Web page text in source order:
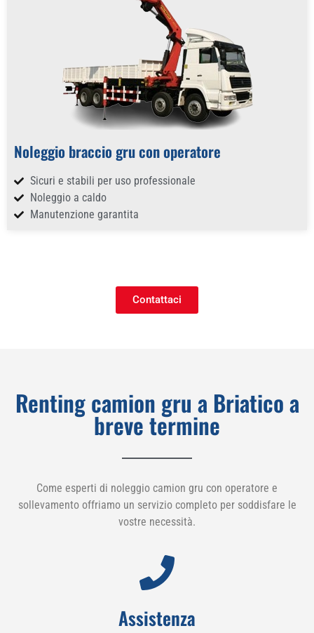
Noleggio braccio gru con operatore
Sicuri e stabili per uso professionale
Noleggio a caldo
Manutenzione garantita
Contattaci
Renting camion gru a Briatico a
breve termine
Come esperti di noleggio camion gru con operatore e
sollevamento offriamo un servizio completo per soddisfare le
vostre necessità.
Assistenza